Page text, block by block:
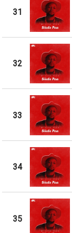
31
32
33
34
35